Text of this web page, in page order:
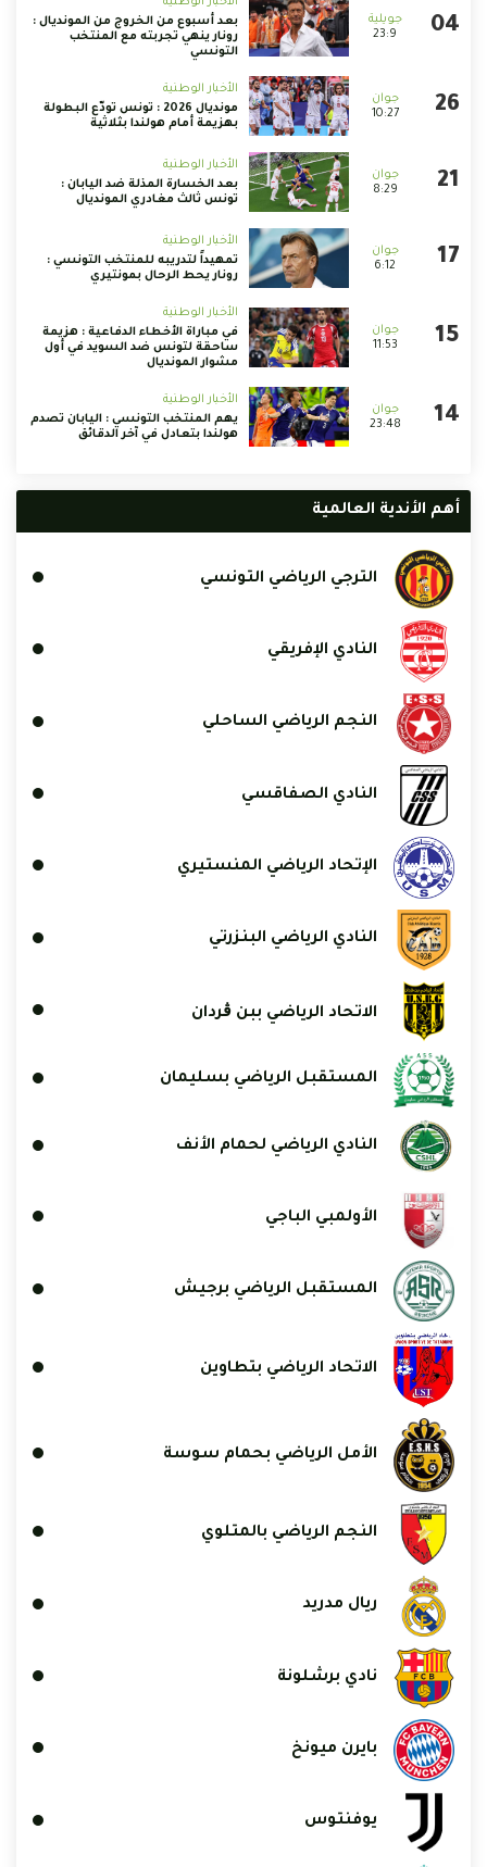
23:9
بعد أسبوع من الخروج من المونديال :
رونار ينهي تجربته مع المنتخب
التونسي
10:27
الأخبار الوطنية
مونديال 2026 : تونس تودّع البطولة
بهزيمة أمام هولندا بثلاثية
8:29
الأخبار الوطنية
بعد الخسارة المذلة ضد اليابان :
تونس ثالث مغادري المونديال
6:12
الأخبار الوطنية
تمهيداً لتدريبه للمنتخب التونسي :
رونار يحط الرحال بمونتيري
11:53
الأخبار الوطنية
في مباراة الأخطاء الدفاعية : هزيمة
ساحقة لتونس ضد السويد في أول
مشوار المونديال
23:48
الأخبار الوطنية
يهم المنتخب التونسي : اليابان تصدم
هولندا بتعادل في آخر الدقائق
أهم الأندية العالمية
الترجي الرياضي التونسي
النادي الإفريقي
النجم الرياضي الساحلي
النادي الصفاقسي
الإتحاد الرياضي المنستيري
النادي الرياضي البنزرتي
الاتحاد الرياضي ببن ڨردان
المستقبل الرياضي بسليمان
النادي الرياضي لحمام الأنف
الأولمبي الباجي
المستقبل الرياضي برجيش
الاتحاد الرياضي بتطاوين
الأمل الرياضي بحمام سوسة
النجم الرياضي بالمتلوي
ريال مدريد
نادي برشلونة
بايرن ميونخ
يوفنتوس